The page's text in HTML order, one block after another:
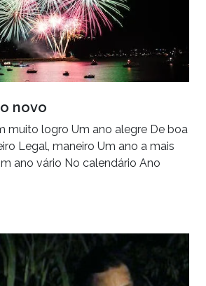
novo
muito logro Um ano alegre De boa
Legal, maneiro Um ano a mais
ano vário No calendário Ano